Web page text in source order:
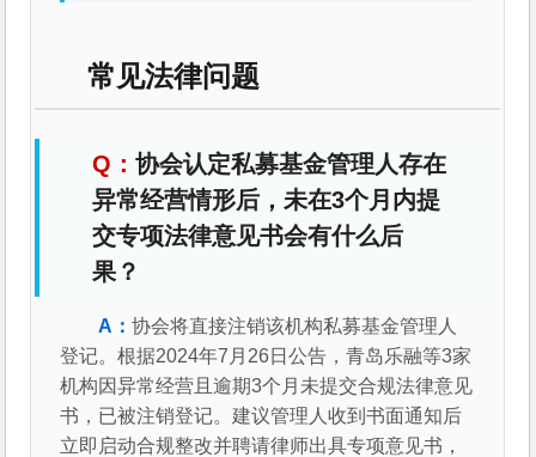
常见法律问题
协会认定私募基金管理人存在
异常经营情形后，未在3个月内提
交专项法律意见书会有什么后
果？
协会将直接注销该机构私募基金管理人
登记。根据2024年7月26日公告，青岛乐融等3家
机构因异常经营且逾期3个月未提交合规法律意见
书，已被注销登记。建议管理人收到书面通知后
立即启动合规整改并聘请律师出具专项意见书，